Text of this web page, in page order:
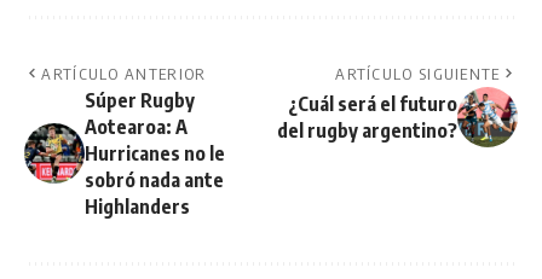
ARTÍCULO ANTERIOR
Súper Rugby
Aotearoa: A
Hurricanes no le
sobró nada ante
Highlanders
ARTÍCULO SIGUIENTE
¿Cuál será el futuro
del rugby argentino?